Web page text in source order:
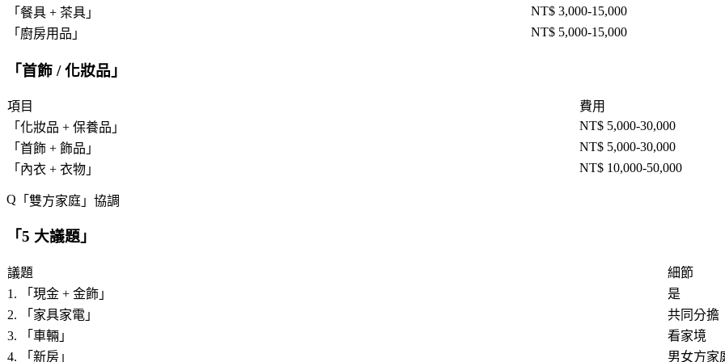
「 餐具 + 茶具 」
NT$ 3,000-15,000
「 廚房用品 」 NT$ 5,000-15,000
「首飾 / 化妝品 」
項目
費用
「 化妝品 + 保養品 」
NT$ 5,000-30,000
「 首飾 + 飾品 」
NT$ 5,000-30,000
「 內衣 + 衣物 」 NT$ 10,000-50,000
「 雙方家庭 」協調
「5 大議題 」
議題
細節
1. 「 現金 + 金飾 」
是
2. 「 家具家電 」
共同分擔
3. 「 車輛 」
看家境
4. 「 新房 」 男女方家